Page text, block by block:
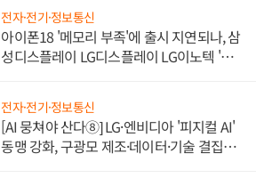
전자·전기·정보통신
아이폰18 '메모리 부족'에 출시 지연되나, 삼
성디스플레이 LG디스플레이 LG이노텍 '탈
전자·전기·정보통신
[AI 뭉쳐야 산다⑧] LG·엔비디아 '피지컬 AI'
동맹 강화, 구광모 제조·데이터·기술 결집